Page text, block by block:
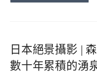
日本絕景攝影 |
數十年累積的湧